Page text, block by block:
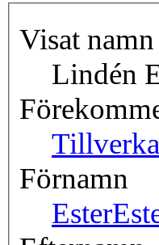
Visat namn
Lindén
Förnamn
Ester